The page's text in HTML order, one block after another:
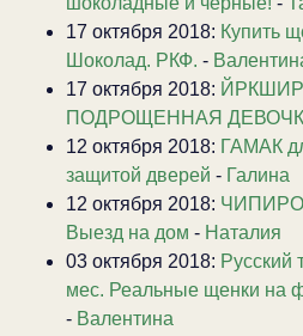
17 октября 2018: Купить
Шоколад. РКФ. -
17 октября 2018:
ПОДРОЩЕННАЯ
12 октября 2018: ГАМАК
защитой дверей - Галина
12 октября 2018:
Выезд на дом - Наталия
03 октября 2018: Русский
мес. Реальные щенки на
- Валентина